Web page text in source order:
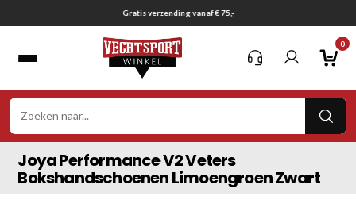
naar
Gratis verzending vanaf € 75,-
0
Joya Performance V2 Veters
Bokshandschoenen Limoengroen Zwart